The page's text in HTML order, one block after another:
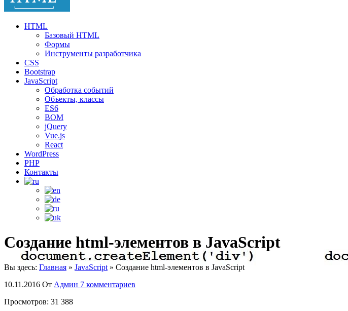
HTML
Базовый HTML
Формы
Инструменты разработчика
CSS
Bootstrap
JavaScript
Обработка событий
Объекты, классы
ES6
BOM
jQuery
Vue.js
React
WordPress
PHP
Контакты
Создание html-элементов в JavaScript
Вы здесь: Главная » JavaScript » Создание html-элементов в JavaScript
10.11.2016 От Админ 7 комментариев
Просмотров: 31 388